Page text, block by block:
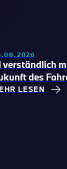
verständlich
des
LESEN